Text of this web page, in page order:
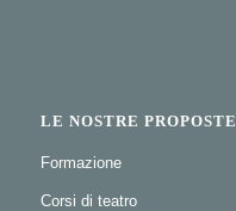
LE NOSTRE PROPOSTE
Formazione
Corsi di teatro